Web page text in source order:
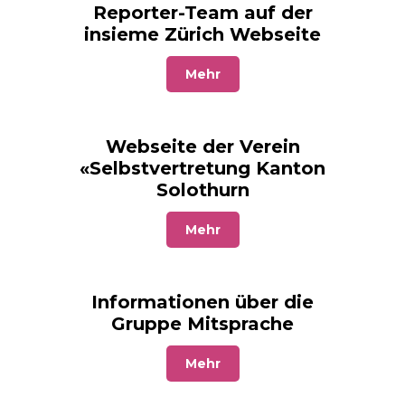
Reporter-Team auf der
insieme Zürich Webseite
Mehr
Webseite der Verein
«Selbstvertretung Kanton
Solothurn
Mehr
Informationen über die
Gruppe Mitsprache
Mehr